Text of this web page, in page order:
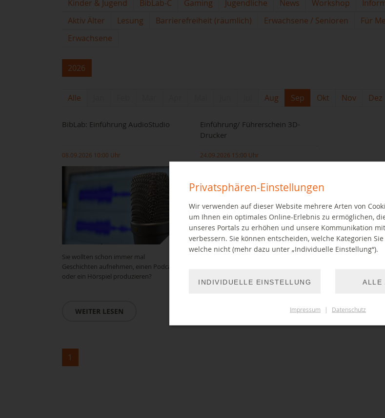
Kinder & Jugend
BibLab-C Gaming Jugendliche News Workshop
Aktiv Älter
Lesung Barrierefreiheit (räumlich) Erwachsene / Senioren Für
Erwachsene
2026
Alle Aug Sep Okt Nov Dez
BibLab: Einführung AudioStudio
08.09.2026 10:00 Uhr
Sie wollten schon immer mal
Geschichten aufnehmen, einen Podcast
oder ein Hörspiel produzieren?
WEITER LESEN
Einführung/ Führerschein 3D-
Drucker
24.09.2026 15:00 Uhr
1
Privatsphären-Einstellungen
Wir verwenden auf dieser Website mehrere Arten von
um Ihnen ein optimales Online-Erlebnis zu ermöglichen,
unseres Portals zu erhöhen und unsere Kommunikation
verbessern. Sie können entscheiden, welche Kategorien
welche nicht (mehr dazu unter „Individuelle Einstellung“).
INDIVIDUELLE EINSTELLUNG ALLE
Impressum | Datenschutz